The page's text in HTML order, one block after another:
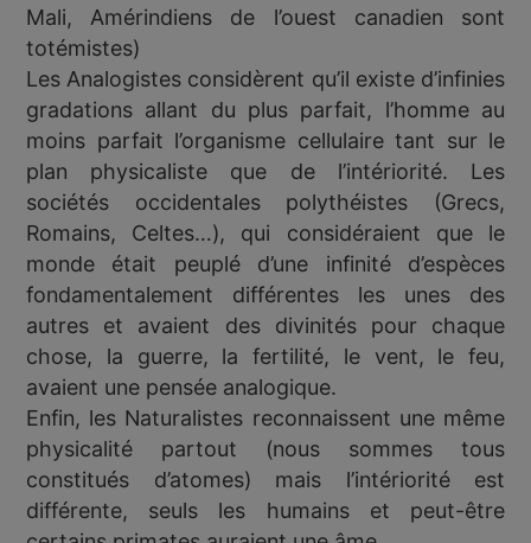
Mali, Amérindiens de l’ouest canadien sont
totémistes)
Les Analogistes considèrent qu’il existe d’infinies
gradations allant du plus parfait, l’homme au
moins parfait l’organisme cellulaire tant sur le
plan physicaliste que de l’intériorité. Les
sociétés occidentales polythéistes (Grecs,
Romains, Celtes…), qui considéraient que le
monde était peuplé d’une infinité d’espèces
fondamentalement différentes les unes des
autres et avaient des divinités pour chaque
chose, la guerre, la fertilité, le vent, le feu,
avaient une pensée analogique.
Enfin, les Naturalistes reconnaissent une même
physicalité partout (nous sommes tous
constitués d’atomes) mais l’intériorité est
différente, seuls les humains et peut-être